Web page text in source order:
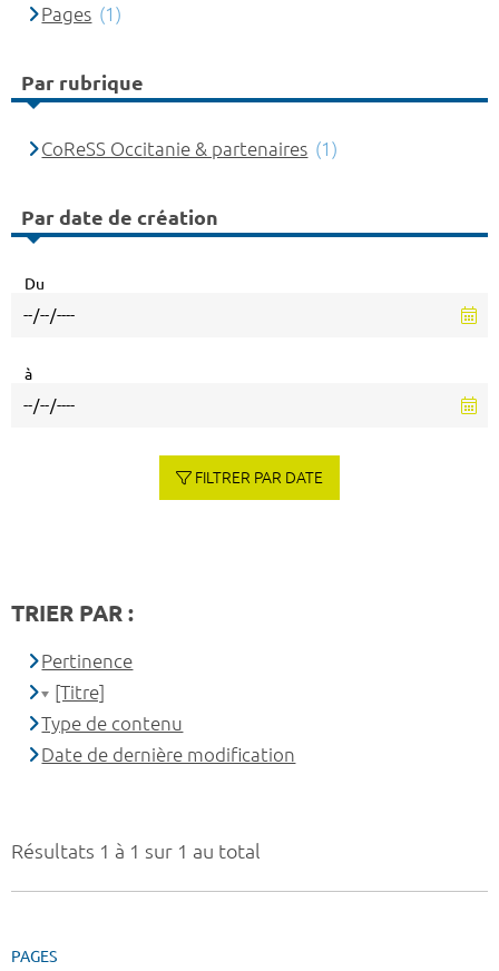
Résultats 1 à 1 sur 1 au total
PAGES
Pages (1)
Par rubrique
CoReSS Occitanie & partenaires (1)
Par date de création
Du
à
FILTRER PAR DATE
TRIER PAR :
Pertinence
[Titre]
Type de contenu
Date de dernière modification